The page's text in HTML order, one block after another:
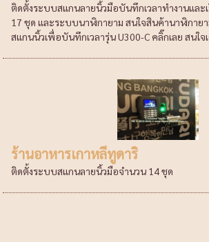
ติดตั้งระบบสแกนลายนิ้วมือบันทึกเวลาทำงานแล
17 ชุด และระบบนาฬิกายาม สนใจสินค้านาฬิกายา
สแกนนิ้วเพื่อบันทึกเวลารุ่น U300-C คลิ๊กเลย สนใจเ
ร้านอาหารเกาหลีทูดาริ
ติดตั้งระบบสแกนลายนิ้วมือจำนวน 14 ชุด